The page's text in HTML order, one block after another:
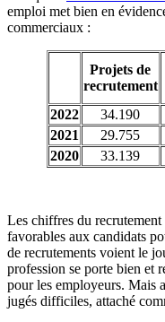
emploi met bien en
commerciaux :
Projets de
recrutement
2022
34.190
2021
29.755
2020
33.139
Les chiffres du recrutement
favorables aux candidats
de recrutements voient le
profession se porte bien et
pour les employeurs. Mais
jugés difficiles, attaché